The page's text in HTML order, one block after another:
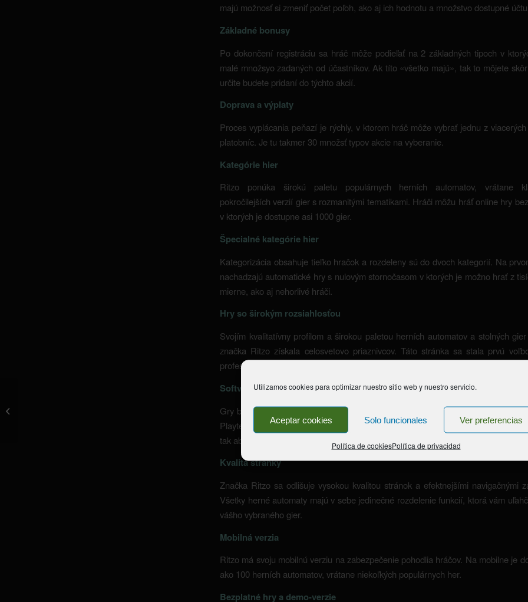
Utilizamos cookies para optimizar nuestro sitio web y nuestro servicio.
Aceptar cookies Solo funcionales Ver preferencias
Política de cookiesPolítica de privacidad
majú možnosť si zmeniť počet poľoh, ako aj ich hodnotu a množstvo dostupné účtu.
Základné bonusy
Po dokončení registráciu sa hráč môže podieľať na 2 základných tipoch v
malé množsyo zadaných od účastníkov. Ak títo «všetko majú», tak to môjete
určite budete pridaní do týchto akcií.
Doprava a výplaty
Proces vyplácania peňazí je rýchly, v ktorom hráč môže vybrať jednu z
platobníc. Je tu takmer 30 množsť typov akcie na vyberanie.
Kategórie hier
Ritzo ponúka širokú paletu populárnych herních automatov, vrátane
pokročilejších verzií gier s rozmanitými tematikami. Hráči môžu hráť online hry
v ktorých je dostupne asi 1000 gier.
Špecialné kategórie hier
Kategorizácia obsahuje tieľko hračok a rozdeleny sú do dvoch kategorií. Na
nachadzajú automatické hry s nulovým stornočasom v ktorých je možno hrať z
mierne, ako aj nehorlivé hráči.
Hry so širokým rozsiahlosťou
Svojím kvalitatívny profilom a širokou paletou herních automatov a stolných
značka Ritzo získala celosvetovo priaznivcov. Táto stránka sa stala prvú
profesionálnymi hračkami.
Softvér zabezpečenia
Gry boli vytvorene v spolupráci s najlepším vývojármi online gier, ako napríklad
Playtech a NetEnt. Softvér týchto špeciálne dôležité komponenty bola vytvorená
tak aby bol spojitý, praktický pre hračiek pri hraní herních automatov.
Kvalita stránky
Značka Ritzo sa odlišuje vysokou kvalitou stránok a efektnejšími navigačnými
Všetky herné automaty majú v sebe jedinečné rozdelenie funkcií, ktorá vám
vášho vybraného gier.
Mobilná verzia
Ritzo má svoju mobilnú verziu na zabezpečenie pohodlia hráčov. Na mobilne je
ako 100 herních automatov, vrátane niekoľkých populárnych her.
Bezplatné hry a demo-verzie